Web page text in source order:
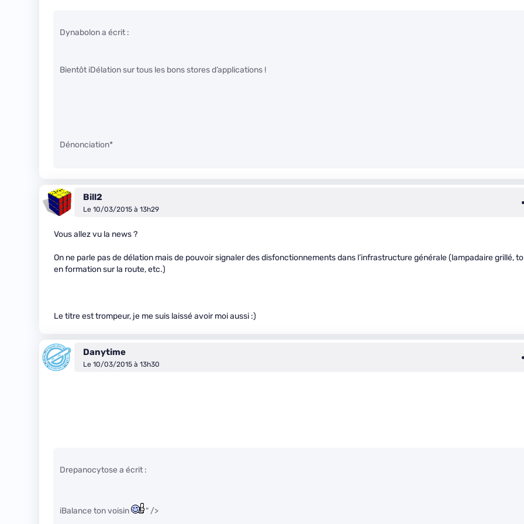
Dynabolon a écrit :
Bientôt iDélation sur tous les bons stores d’applications !
Dénonciation*
Bill2
Le 10/03/2015 à 13h29
Vous allez vu la news ?
On ne parle pas de délation mais de pouvoir signaler des disfonctionnements dans l’infrastructure générale (lampadaire grillé,
en formation sur la route, etc.)
Le titre est trompeur, je me suis laissé avoir moi aussi :)
Danytime
Le 10/03/2015 à 13h30
Drepanocytose a écrit :
iBalance ton voisin " />